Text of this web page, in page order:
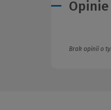
Opinie
Brak opinii o